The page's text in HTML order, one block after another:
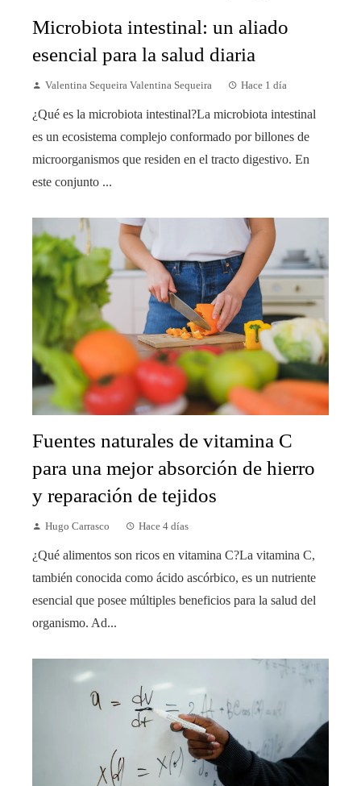
Microbiota intestinal: un aliado
esencial para la salud diaria
Valentina Sequeira Valentina Sequeira Hace 1 día
¿Qué es la microbiota intestinal?La microbiota intestinal
es un ecosistema complejo conformado por billones de
microorganismos que residen en el tracto digestivo. En
este conjunto ...
Fuentes naturales de vitamina C
para una mejor absorción de hierro
y reparación de tejidos
Hugo Carrasco Hace 4 días
¿Qué alimentos son ricos en vitamina C?La vitamina C,
también conocida como ácido ascórbico, es un nutriente
esencial que posee múltiples beneficios para la salud del
organismo. Ad...